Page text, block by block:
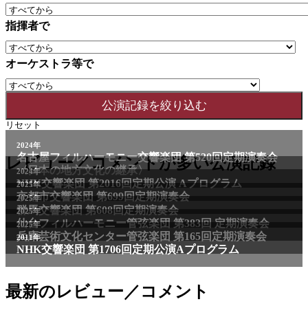
指揮者で
オーケストラ等で
リセット
レビュー／コメントが多い公演記録
2024年
名古屋フィルハーモニー交響楽団 第520回定期演奏会
〈日本の地方文化の継承〉
2024年
NHK交響楽団 第2016回定期公演 Aプログラム
2025年
京都市交響楽団 第699回定期演奏会
2025年
群馬交響楽団 第608回定期演奏会
2025年
仙台フィルハーモニー管弦楽団 第383回 定期演奏会
2025年
兵庫芸術文化センター管弦楽団 第165回定期演奏会
2011年
NHK交響楽団 第1706回定期公演Aプログラム
最新のレビュー／コメント